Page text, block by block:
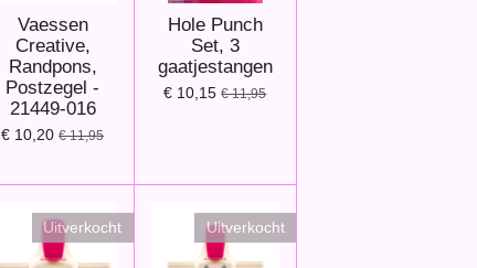
Vaessen
Creative,
Randpons,
Postzegel -
21449-016
€ 10,20 € 11,95
Hole Punch
Set, 3
gaatjestangen
€ 10,15 € 11,95
Uitverkocht Uitverkocht